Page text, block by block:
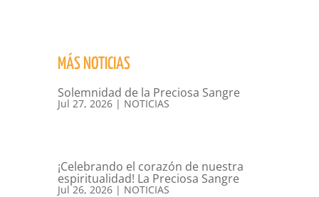
MÁS NOTICIAS
Solemnidad de la Preciosa Sangre
Jul 27, 2026| NOTICIAS
¡Celebrando el corazón de nuestra
espiritualidad! La Preciosa Sangre
Jul 26, 2026| NOTICIAS